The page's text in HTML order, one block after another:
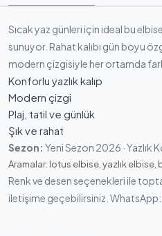
Sıcak yaz günleri için ideal bu
sunuyor. Rahat kalıbı gün boyu
modern çizgisiyle her ortamda
Konforlu yazlık kalıp
Modern çizgi
Plaj, tatil ve günlük
Şık ve rahat
Sezon: Yeni Sezon 2026 · Yazlık
Aramalar: lotus elbise, yazlık elbise,
Renk ve desen seçenekleri ile
iletişime geçebilirsiniz.